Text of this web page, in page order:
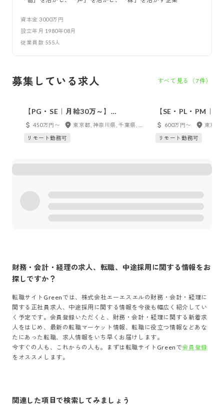
資本金 3000万円
設立年月 1980年08月
従業員数 555人
募集している求人 すべて見る（7件）
【PG・SE｜月給30万～】
Java/React/Vue.jsなど《案件は選べ
ます》あなたのやりたいことを教え
450万円〜
リモート勤務可
【SE・PL・PM｜
Java/React/Vue.js
ます》あなたのや
600万円〜
リモート勤務可
財務・会計・経理の求人、転職、中途採用に関する情報をお
探しですか？
転職サイトGreenでは、 株式会社エーエスエルの 財務・会計・経理 に
関する正社員求人、中途採用に関する情報を今後も幅広く紹介してい
く予定です。会員登録いただくと、 財務・会計・経理 に関する新着求
人をはじめ、最新の転職マーケット情報、転職に役立つ情報などあな
たにあった転職、求人情報をいち早くお届けします。
今すぐの人も、これからの人も。まずは転職サイトGreenで会員登録
をオススメします。
関連した項目で検索してみましょう